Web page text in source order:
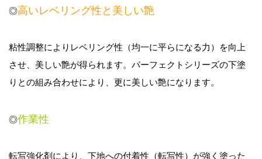
◎高いレベリング性と美しい艶
粘性調整によりレベリング性（均一に平らになる力 ）
を向上
させ、美しい艶が得られます。パーフェクトシリーズの下塗
りとの組み合わせにより、更に美しい艶になります。
◎作業性
転写強化剤により、下地への付着性（転写性） が強く塗った